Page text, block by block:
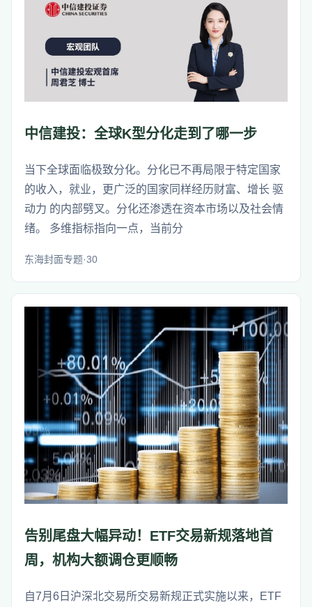
中信建投：全球K型分化走到了哪一步
当下全球面临极致分化。分化已不再局限于特定国家
的收入，就业，更广泛的国家同样经历财富、增长 驱
动力 的内部劈叉。分化还渗透在资本市场以及社会情
绪。 多维指标指向一点，当前分
东海封面专题·30
告别尾盘大幅异动！ETF交易新规落地首
周，机构大额调仓更顺畅
自7月6日沪深北交易所交易新规正式实施以来，ETF